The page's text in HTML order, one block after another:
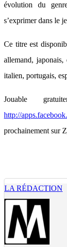
évolution du
s’exprimer dans le
Ce titre est
allemand,
italien, portugais,
Jouable
http://
prochainement sur
LA RÉDACTION